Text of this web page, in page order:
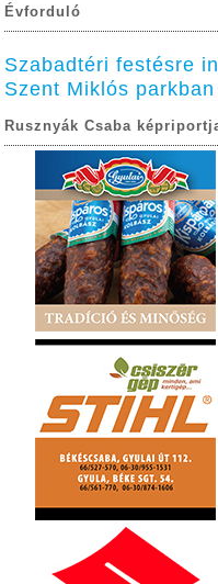
Évforduló
Szabadtéri festésre
Szent Miklós parkban
Rusznyák Csaba